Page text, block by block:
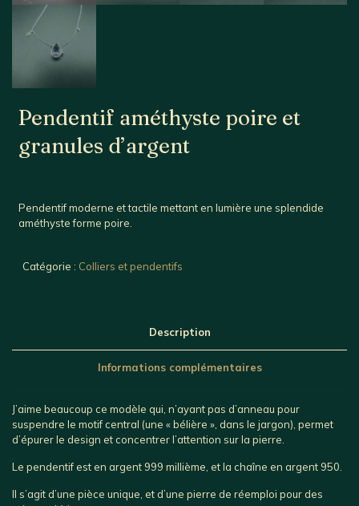
Pendentif améthyste poire et
granules d’argent
Pendentif moderne et tactile mettant en lumière une splendide
améthyste forme poire.
Catégorie : Colliers et pendentifs
Description
Informations complémentaires
J’aime beaucoup ce modèle qui, n’ayant pas d’anneau pour
suspendre le motif central (une « bélière », dans le jargon), permet
d’épurer le design et concentrer l’attention sur la pierre.
Le pendentif est en argent 999 millième, et la chaîne en argent 950.
Il s’agit d’une pièce unique, et d’une pierre de réemploi pour des